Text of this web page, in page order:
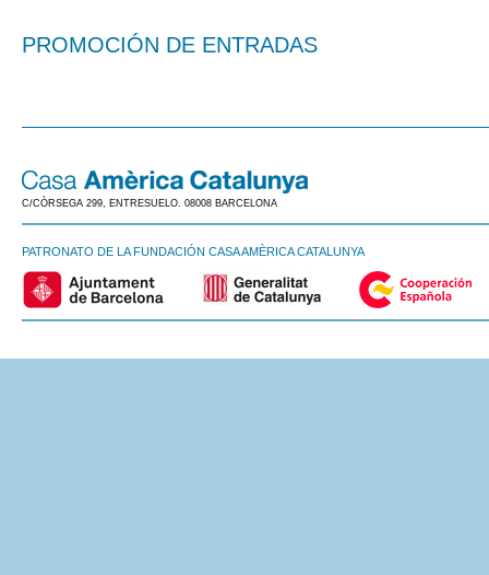
PROMOCIÓN DE ENTRADAS
C/CÒRSEGA 299, ENTRESUELO. 08008 BARCELONA
PATRONATO DE LA FUNDACIÓN CASA AMÈRICA CATALUNYA